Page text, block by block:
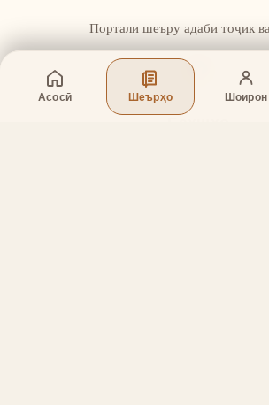
Асосӣ Шеърҳо Шоирон
Портали шеъру адаби тоҷик